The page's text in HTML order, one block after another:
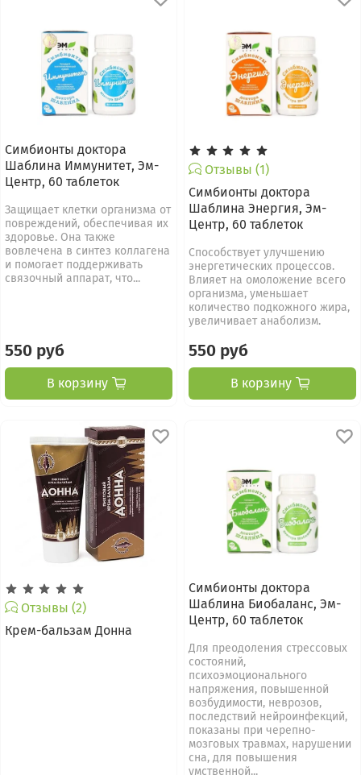
Симбионты доктора
Шаблина Иммунитет, Эм-
Центр, 60 таблеток
Защищает клетки организма от
повреждений, обеспечивая их
здоровье. Она также
вовлечена в синтез коллагена
и помогает поддерживать
связочный аппарат, что...
550 руб
В корзину
Отзывы (1)
Симбионты доктора
Шаблина Энергия, Эм-
Центр, 60 таблеток
Способствует улучшению
энергетических процессов.
Влияет на омоложение всего
организма, уменьшает
количество подкожного жира,
увеличивает анаболизм.
550 руб
В корзину
Отзывы (2)
Крем-бальзам Донна
Симбионты доктора
Шаблина Биобаланс, Эм-
Центр, 60 таблеток
Для преодоления стрессовых
состояний,
психоэмоционального
напряжения, повышенной
возбудимости, неврозов,
последствий нейроинфекций,
показаны при черепно-
мозговых травмах, нарушении
сна, для повышения
умственной...